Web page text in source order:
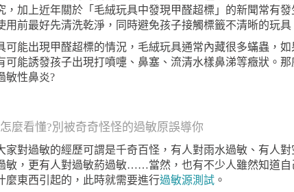
，加上近年關於「毛絨玩具中發現甲醛超標」的新聞常有發
用前最好先清洗乾淨，同時避免孩子接觸標籤不清晰的玩具
可能出現甲醛超標的情況，毛絨玩具通常內藏很多蟎蟲，
可能誘發孩子出現打噴嚏、鼻塞、流清水樣鼻涕等癥狀。
敏性鼻炎?
麼看懂?別被奇奇怪怪的過敏原誤導你
家對過敏的經歷可謂是千奇百怪，有人對雨水過敏、有人對
敏，更有人對過敏葯過敏……當然，也有不少人雖然知道自
麼東西引起的，此時就需要進行過敏源測試 。